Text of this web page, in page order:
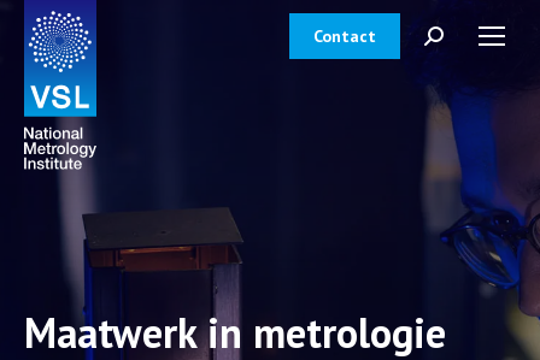
Contact Zoeken:
Maatwerk in metrologie